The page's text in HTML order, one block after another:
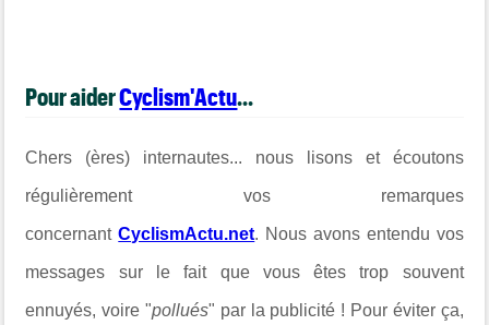
Pour aiderCyclism'Actu...
Chers (ères) internautes... nous lisons et écoutons
régulièrement vos remarques
concernantCyclismActu.net. Nous avons entendu vos
messages sur le fait que vous êtes trop souvent
ennuyés, voire "pollués" par la publicité ! Pour éviter ça,